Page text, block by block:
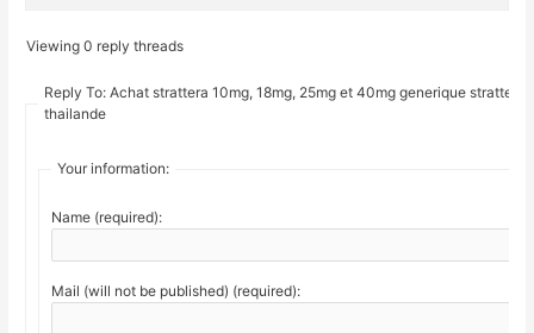
Viewing 0 reply threads
Reply To: Achat strattera 10mg, 18mg, 25mg et 40mg generique strattera
thailande
Your information:
Name (required):
Mail (will not be published) (required):